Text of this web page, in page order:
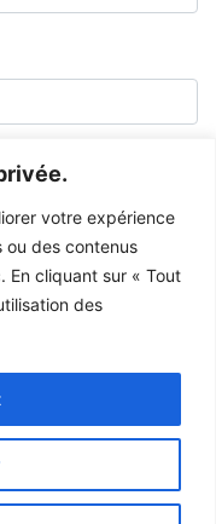
votre expérience
des contenus
En cliquant sur « Tout
des
veuillez contacter le